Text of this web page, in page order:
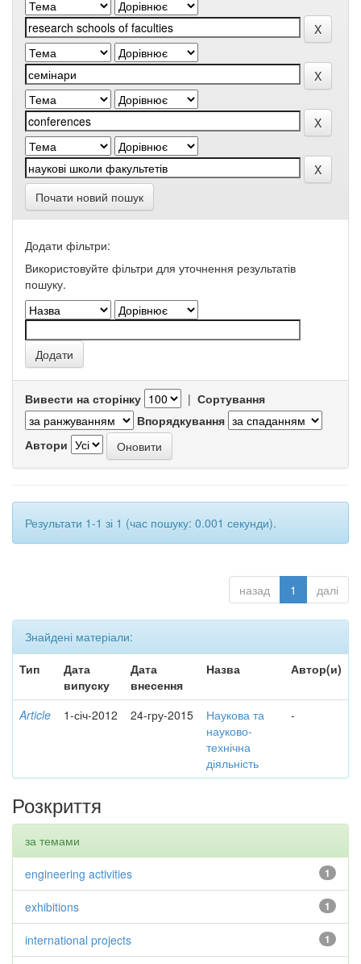
Почати новий пошук
Додати фільтри:
Використовуйте фільтри для уточнення результатів
пошуку.
Вивести на сторінку | Сортування
Впорядкування
Автори
Результати 1-1 зі 1 (час пошуку: 0.001 секунди).
назад 1 далі
Знайдені матеріали:
Тип
Дата
випуску
Дата
внесення
Назва Автор(и)
Article 1-січ-2012 24-гру-2015
Наукова та
науково-
технічна
діяльність
-
Розкриття
за темами
1
engineering activities
1
exhibitions
1
international projects